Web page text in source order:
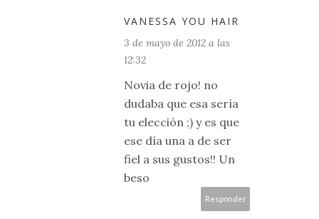
VANESSA YOU HAIR
3 de mayo de 2012 a las
12:32
Novia de rojo! no
dudaba que esa sería
tu elección ;) y es que
ese día una a de ser
fiel a sus gustos!! Un
beso
Responder